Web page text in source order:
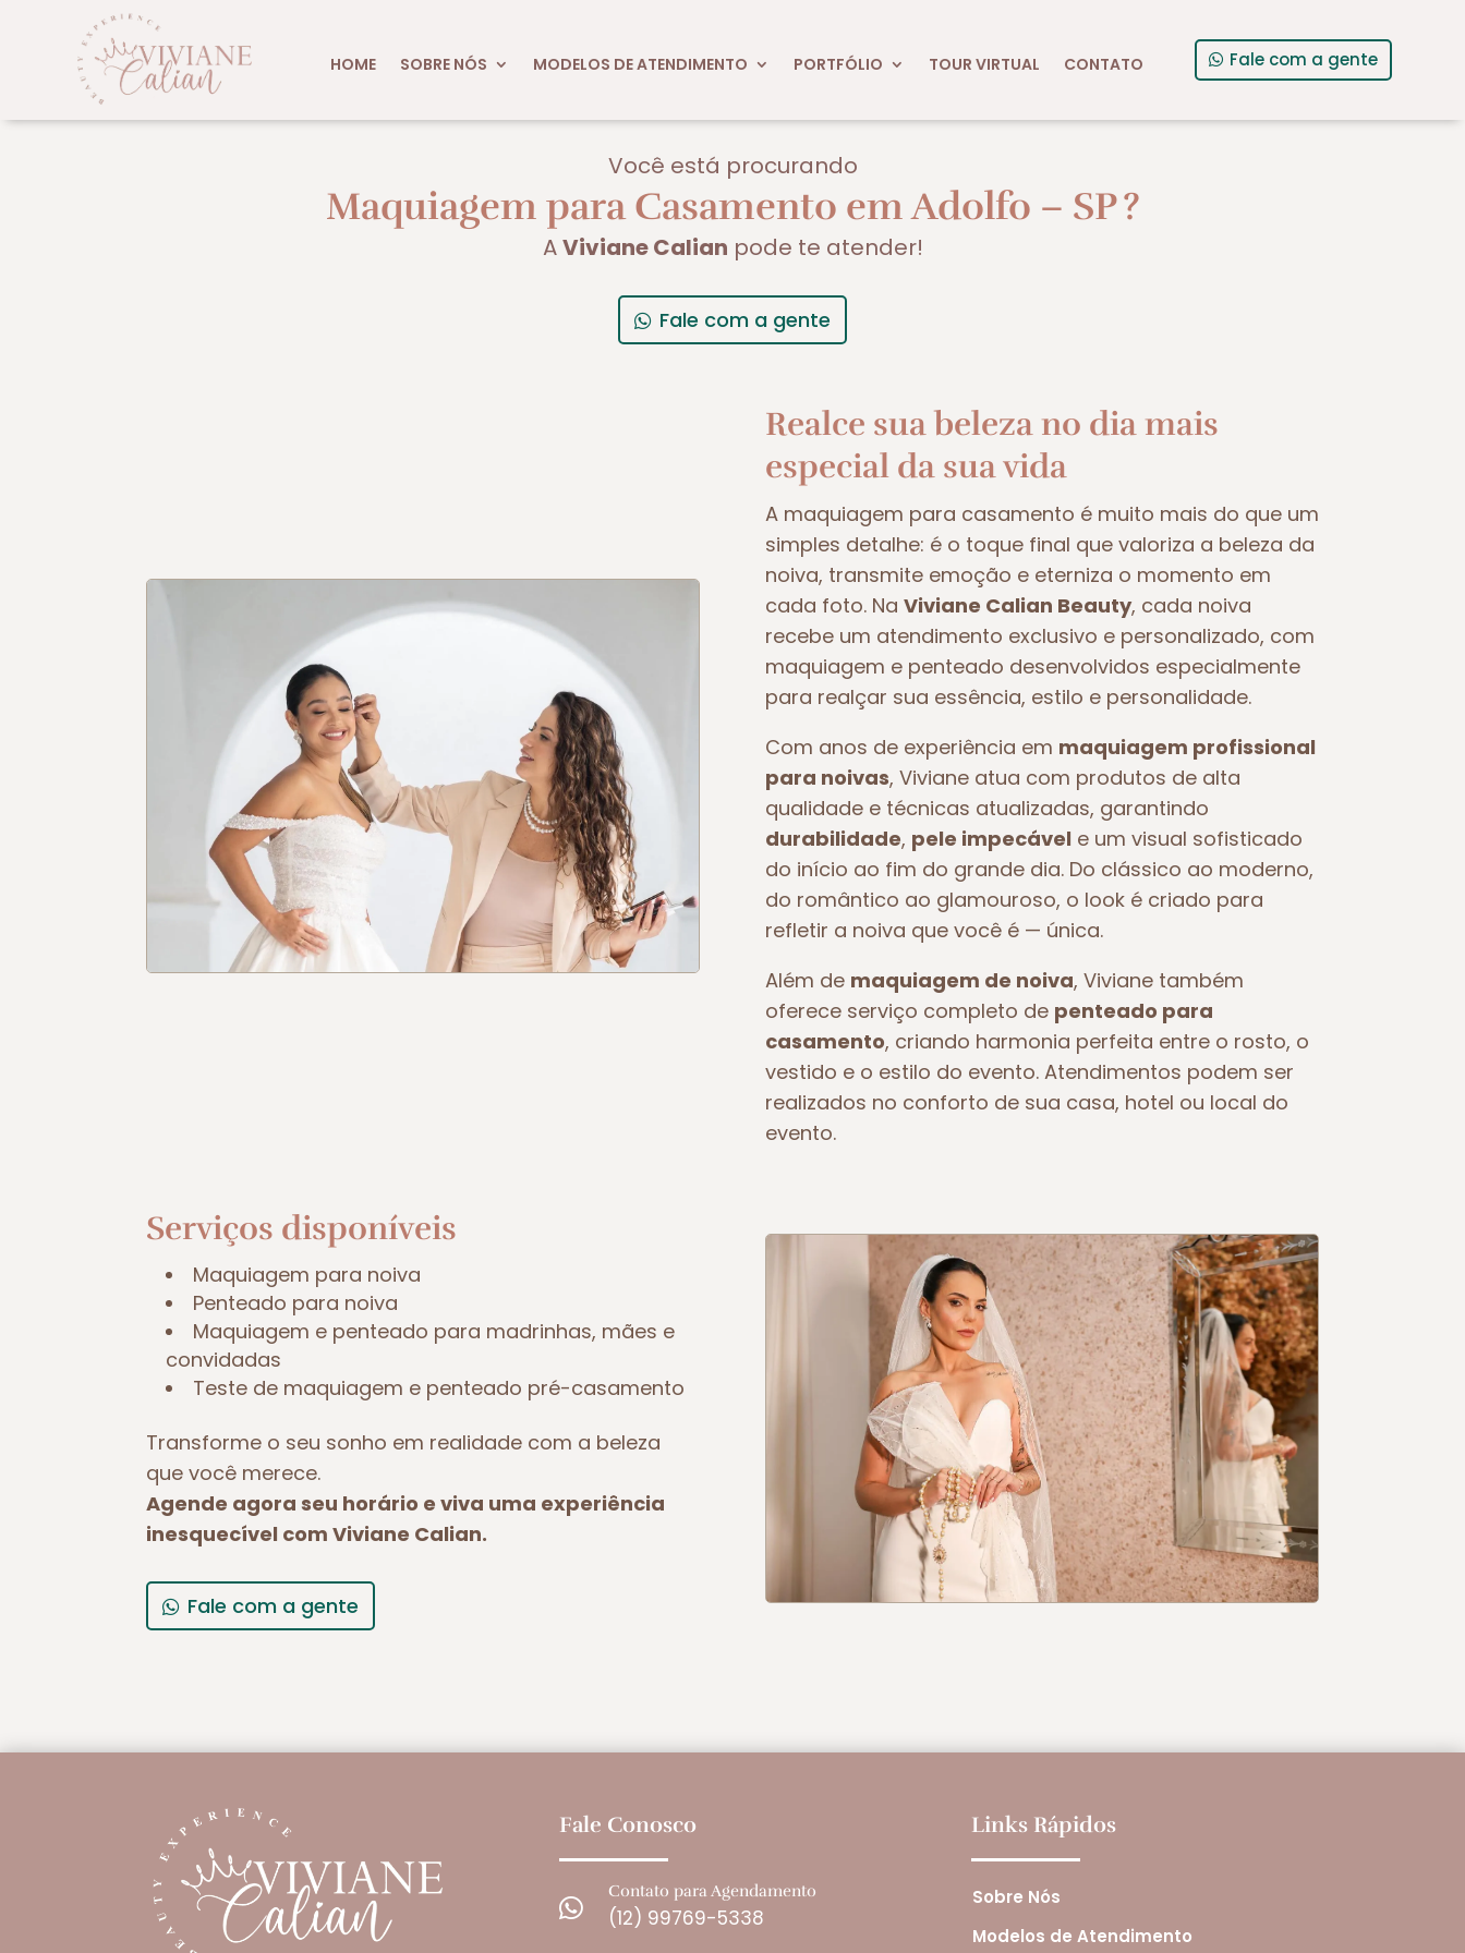
HOME SOBRE NÓS MODELOS DE ATENDIMENTO PORTFÓLIO TOUR VIRTUAL CONTATO Fale com a gente
Você está procurando
Maquiagem para Casamento em Adolfo – SP?
AViviane Calian pode te atender!
Fale com a gente
Realce sua beleza no dia mais
especial da sua vida
A maquiagem para casamento é muito mais do que um
simples detalhe: é o toque final que valoriza a beleza da
noiva, transmite emoção e eterniza o momento em
cada foto. Na Viviane Calian Beauty, cada noiva
recebe um atendimento exclusivo e personalizado, com
maquiagem e penteado desenvolvidos especialmente
para realçar sua essência, estilo e personalidade.
Com anos de experiência em maquiagem profissional
para noivas, Viviane atua com produtos de alta
qualidade e técnicas atualizadas, garantindo
durabilidade, pele impecável e um visual sofisticado
do início ao fim do grande dia. Do clássico ao moderno,
do romântico ao glamouroso, o look é criado para
refletir a noiva que você é — única.
Além de maquiagem de noiva, Viviane também
oferece serviço completo de penteado para
casamento, criando harmonia perfeita entre o rosto, o
vestido e o estilo do evento. Atendimentos podem ser
realizados no conforto de sua casa, hotel ou local do
evento.
Serviços disponíveis
Maquiagem para noiva
Penteado para noiva
Maquiagem e penteado para madrinhas, mães e
convidadas
Teste de maquiagem e penteado pré-casamento
Transforme o seu sonho em realidade com a beleza
que você merece.
Agende agora seu horário e viva uma experiência
inesquecível com Viviane Calian.
Fale com a gente
Fale Conosco

Contato para Agendamento
(12) 99769-5338
Links Rápidos
Sobre Nós
Modelos de Atendimento